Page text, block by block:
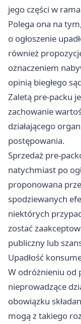
jego części w
Polega ona na
o ogłoszenie
również
oznaczeniem
opinią biegłego
Zaletą pre-packu
zachowanie
działającego
postępowania.
Sprzedaż pre-
natychmiast po
proponowana
spodziewanych
niektórych
zostać
publiczny lub
Upadłość
W odróżnieniu od
nieprowadzące
obowiązku
mogą z takiego